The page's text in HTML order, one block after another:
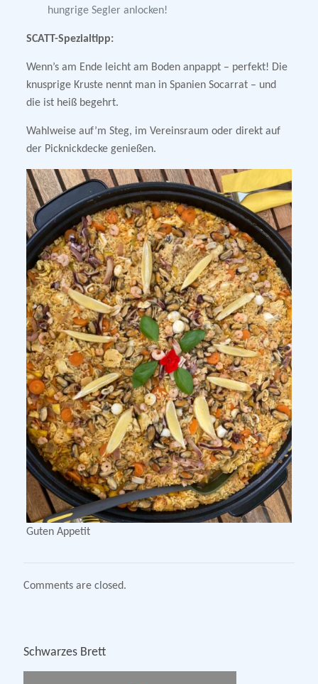
hungrige Segler anlocken!
SCATT-Spezialtipp:
Wenn’s am Ende leicht am Boden anpappt – perfekt! Die
knusprige Kruste nennt man in Spanien Socarrat – und
die ist heiß begehrt.
Wahlweise auf’m Steg, im Vereinsraum oder direkt auf
der Picknickdecke genießen.
Guten Appetit
Comments are closed.
Schwarzes Brett